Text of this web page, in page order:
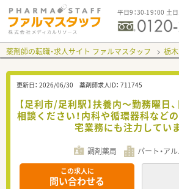
平日9：30-19：00 土
薬剤師の転職・求人サイト ファルマスタッフ 栃
更新日： 2026/06/30 薬剤師求人ID： 711745
【足利市/足利駅】扶養内～勤務曜日
相談ください！内科や循環器科など
宅業務にも注力してい
調剤薬局 パート・ア
この求人に
問い合わせる